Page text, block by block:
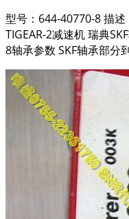
型号：644-40770-8 描
TIGEAR-2减速机 瑞典
8轴承参数 SKF轴承部分